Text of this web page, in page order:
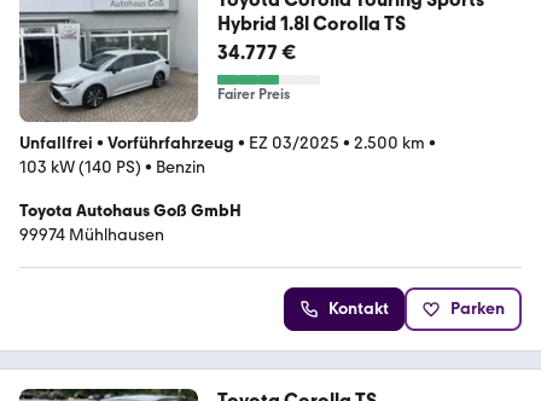
Hybrid 1.8l Corolla TS
34.777 €
Fairer Preis
Unfallfrei • Vorführfahrzeug • EZ 03/2025 • 2.500 km •
103 kW (140 PS) • Benzin
Toyota Autohaus Goß GmbH
99974 Mühlhausen
Kontakt Parken